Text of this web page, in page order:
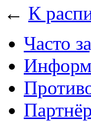
← К
Часто